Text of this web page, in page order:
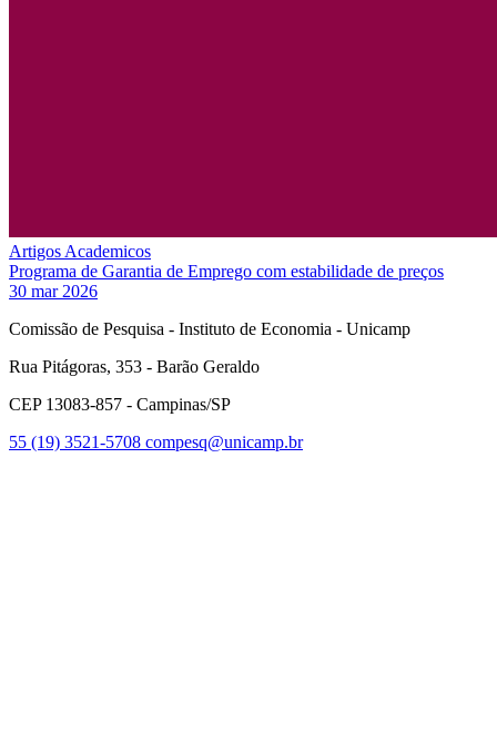
Artigos Academicos
Programa de Garantia de Emprego com estabilidade de preços
30 mar 2026
Comissão de Pesquisa - Instituto de Economia - Unicamp
Rua Pitágoras, 353 - Barão Geraldo
CEP 13083-857 - Campinas/SP
55 (19) 3521-5708 compesq@unicamp.br